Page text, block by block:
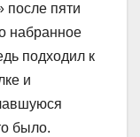
после пяти
набранное
подходил к
и
было.